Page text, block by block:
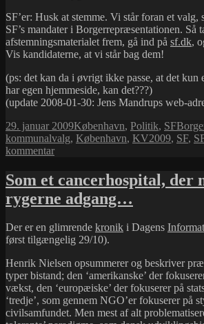
SF’er: Husk at stemme. Vi står foran et valg,
SF’s mandater i Borgerrepræsentationen. Så
afstemningsmaterialet frem, gå ind på sf.dk,
Vis kandidaterne, at vi står bag dem!
(ps: det kan da i øvrigt ikke passe, at det kun
har egen hjemmeside, kan det???)
(update 2008-01-30: Jens Mandrups web-
Udgivet
i
29. januar 2009Kategorier
København, Politik, SFTags
kommunalvalg, København, KV2009, SF,
kommentartil
Som et cancerhospital, der
rygerne adgang…
Der er en glimrende kronik i Dagens
først tilgængelig 29/10).
Henrik Nielsen opsummerer og beskriver
typer bistand; den ‘amerikanske’ der
vækst, den ‘europæiske’ der fokuserer på
‘tredje’, som gennem NGO’er fokuserer på
civilsamfundet. Men mest af alt